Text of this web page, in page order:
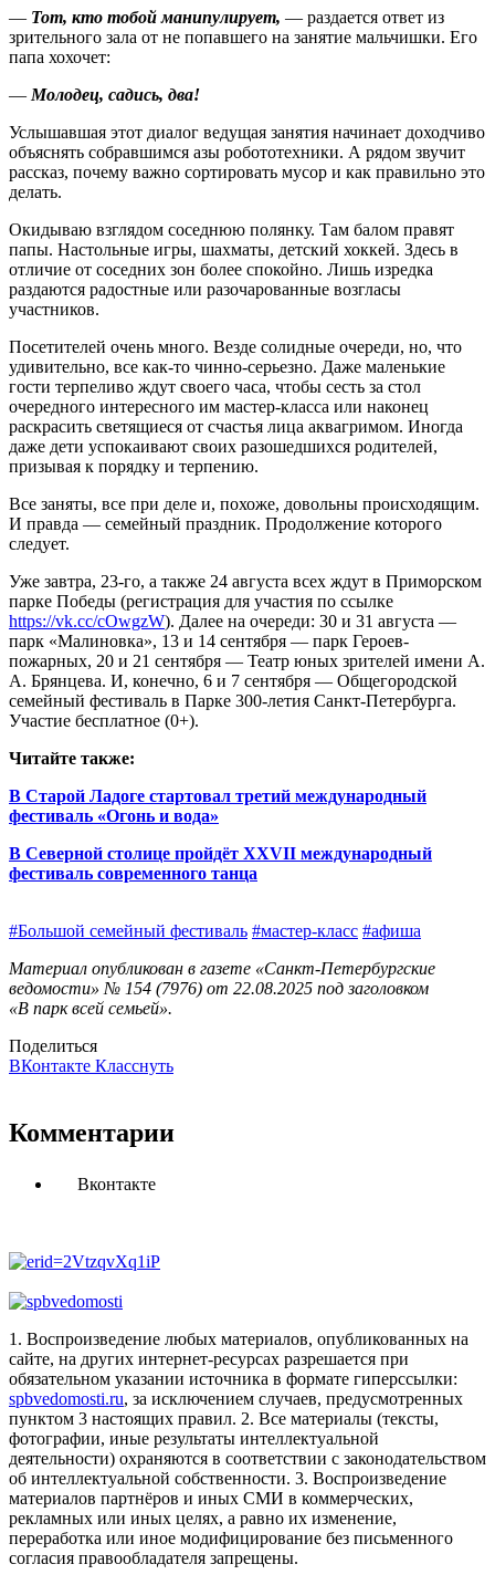
— Тот, кто тобой манипулирует, — раздается ответ из
зрительного зала от не попавшего на занятие мальчишки. Его
папа хохочет:
—Молодец, садись, два!
Услышавшая этот диалог ведущая занятия начинает доходчиво
объяснять собравшимся азы робототехники. А рядом звучит
рассказ, почему важно сортировать мусор и как правильно это
делать.
Окидываю взглядом соседнюю полянку. Там балом правят
папы. Настольные игры, шахматы, детский хоккей. Здесь в
отличие от соседних зон более спокойно. Лишь изредка
раздаются радостные или разочарованные возгласы
участников.
Посетителей очень много. Везде солидные очереди, но, что
удивительно, все как‑то чинно-серьезно. Даже маленькие
гости терпеливо ждут своего часа, чтобы сесть за стол
очередного интересного им мастер-класса или наконец
раскрасить светящиеся от счастья лица аквагримом. Иногда
даже дети успокаивают своих разошедшихся родителей,
призывая к порядку и терпению.
Все заняты, все при деле и, похоже, довольны происходящим.
И правда — семейный праздник. Продолжение которого
следует.
Уже завтра, 23‑го, а также 24 августа всех ждут в Приморском
парке Победы (регистрация для участия по ссылке
https://vk.cc/cOwgzW). Далее на очереди: 30 и 31 августа —
парк «Малиновка», 13 и 14 сентября — парк Героев-
пожарных, 20 и 21 сентября — Театр юных зрителей имени А.
А. Брянцева. И, конечно, 6 и 7 сентября — Общегородской
семейный фестиваль в Парке 300‑летия Санкт‑Петербурга.
Участие бесплатное (0+).
Читайте также:
В Старой Ладоге стартовал третий международный
фестиваль «Огонь и вода»
В Северной столице пройдёт XXVII международный
фестиваль современного танца
#Большой семейный фестиваль #мастер-класс #афиша
Материал опубликован в газете «Санкт-Петербургские
ведомости» № 154 (7976) от 22.08.2025 под заголовком
«В парк всей семьей».
Поделиться
ВКонтакте Класснуть
Комментарии
Вконтакте
1. Воспроизведение любых материалов, опубликованных на
сайте, на других интернет-ресурсах разрешается при
обязательном указании источника в формате гиперссылки:
spbvedomosti.ru, за исключением случаев, предусмотренных
пунктом 3 настоящих правил. 2. Все материалы (тексты,
фотографии, иные результаты интеллектуальной
деятельности) охраняются в соответствии с законодательством
об интеллектуальной собственности. 3. Воспроизведение
материалов партнёров и иных СМИ в коммерческих,
рекламных или иных целях, а равно их изменение,
переработка или иное модифицирование без письменного
согласия правообладателя запрещены.